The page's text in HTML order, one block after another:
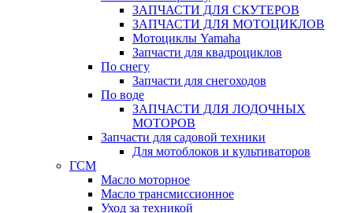
ЗАПЧАСТИ ДЛЯ СКУТЕРОВ
ЗАПЧАСТИ ДЛЯ МОТОЦИКЛОВ
Мотоциклы Yamaha
Запчасти для квадроциклов
По снегу
Запчасти для снегоходов
По воде
ЗАПЧАСТИ ДЛЯ ЛОДОЧНЫХ
МОТОРОВ
Запчасти для садовой техники
Для мотоблоков и культиваторов
ГСМ
Масло моторное
Масло трансмиссионное
Уход за техникой